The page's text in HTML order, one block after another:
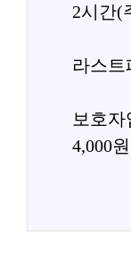
2시간(
라스트
보호
4,000원